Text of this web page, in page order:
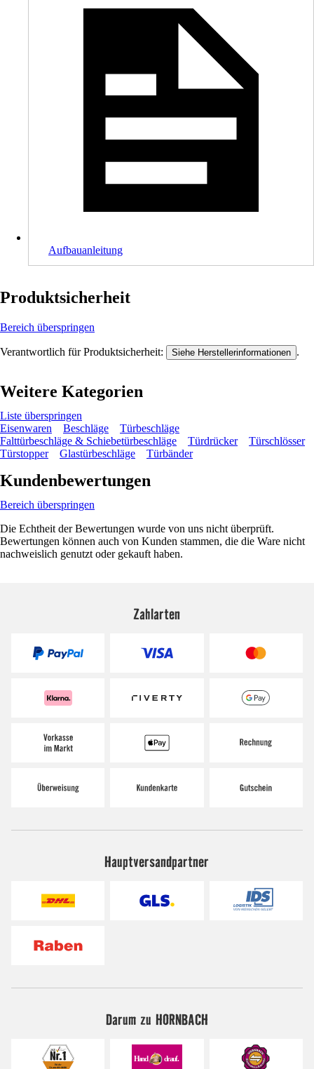
Aufbauanleitung
Produktsicherheit
Bereich überspringen
Verantwortlich für Produktsicherheit: Siehe Herstellerinformationen .
Weitere Kategorien
Liste überspringen
Eisenwaren
Beschläge
Türbeschläge
Falttürbeschläge & Schiebetürbeschläge
Türdrücker
Türschlösser
Türstopper
Glastürbeschläge Türbänder
Kundenbewertungen
Bereich überspringen
Die Echtheit der Bewertungen wurde von uns nicht überprüft.
Bewertungen können auch von Kunden stammen, die die Ware nicht
nachweislich genutzt oder gekauft haben.
Zahlarten
Hauptversandpartner
Darum zu HORNBACH